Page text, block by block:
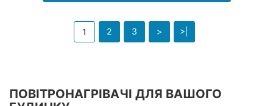
1 2 3 > >|
ПОВІТРОНАГРІВАЧІ ДЛЯ ВАШОГО